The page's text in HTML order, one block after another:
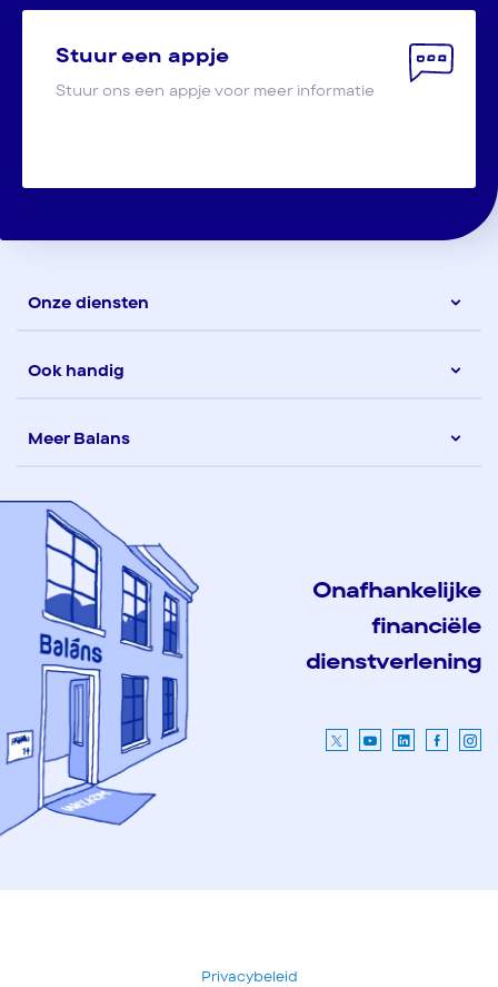
Stuur een appje
Stuur ons een appje voor meer informatie
Onze diensten
Ook handig
Meer Balans
Onafhankelijke
financiële
dienstverlening
Privacybeleid